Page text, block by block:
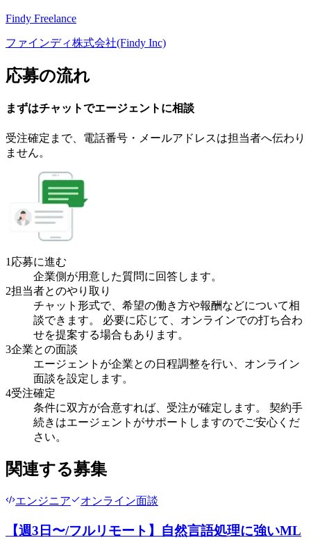
Findy Freelance
ファインディ株式会社(Findy Inc)
応募の流れ
まずはチャットでエージェント に相談
受注確定まで、 電話番号・メールアドレスは担当者へ伝わり
ません。
1 応募に進む
企業側が用意した質問に回答します。
2担当者とのやり取り
チャット形式で、希望の働き方や報酬などについて相
談できます。 必要に応じて、オンラインでの打ち合わ
せを提案する場合もあります。
3企業との面談
エージェントが企業との日程調整を行い、オンライン
面談を設定します。
4受注確定
条件に双方が合意すれば、受注が確定します。 契約手
続きはエージェントがサポートしますのでご安心くだ
さい。
関連する募集
エンジニア オンライン面談
【週3日〜/フルリモート】自然言語処理に強いML